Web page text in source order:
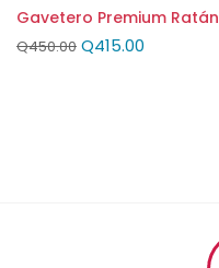
Gavetero Premium Ratán
Q450.00 Q415.00